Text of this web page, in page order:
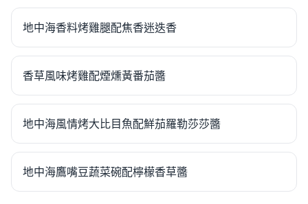
地中海香料烤雞腿配焦香迷迭香
香草風味烤雞配煙燻黃番茄醬
地中海風情烤大比目魚配鮮茄羅勒莎莎醬
地中海鷹嘴豆蔬菜碗配檸檬香草醬